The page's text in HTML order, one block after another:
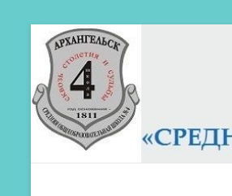
Перейти
содержимому